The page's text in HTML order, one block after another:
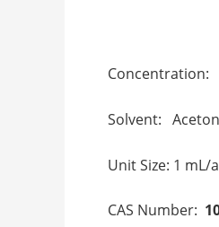
Solvent:
Unit Size: 1 mL/
CAS Number: